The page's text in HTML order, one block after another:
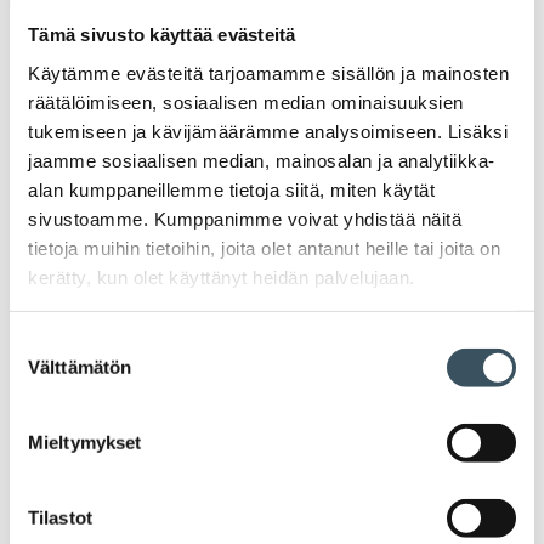
Tämä sivusto käyttää evästeitä
Käytämme evästeitä tarjoamamme sisällön ja mainosten
räätälöimiseen, sosiaalisen median ominaisuuksien
tukemiseen ja kävijämäärämme analysoimiseen. Lisäksi
jaamme sosiaalisen median, mainosalan ja analytiikka-
alan kumppaneillemme tietoja siitä, miten käytät
sivustoamme. Kumppanimme voivat yhdistää näitä
tietoja muihin tietoihin, joita olet antanut heille tai joita on
kerätty, kun olet käyttänyt heidän palvelujaan.
valinta
Välttämätön
Mieltymykset
Tilastot
2026
2025
2024
2023
2022